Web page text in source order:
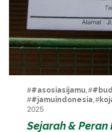
##asosiasijamu, #
##jamuindonesia, #
2025
Sejarah & Peran